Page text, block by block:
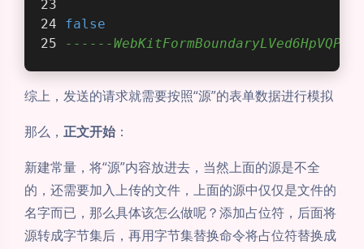
false
------
综上，发送的请求就需要按照“源”的表单数据进行模拟
那么， 正文开始：
新建常量，将“源”内容放进去，当然上面的源是不全
的，还需要加入上传的文件，上面的源中仅仅是文件的
名字而已，那么具体该怎么做呢？添加占位符，后面将
源转成字节集后，再用字节集替换命令将占位符替换成